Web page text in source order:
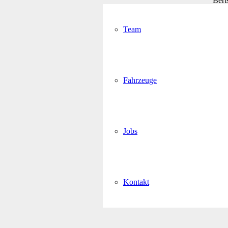
Team
Fahrzeuge
Jobs
Kontakt